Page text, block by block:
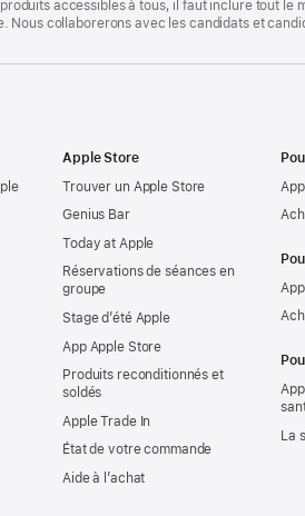
accessibles à tous, il faut inclure tout le
Nous collaborerons avec les candidats et
Apple Store
Trouver un Apple Store
Genius Bar
Today at Apple
Réservations de séances en
groupe
Stage d’été Apple
App Apple Store
Produits reconditionnés et
soldés
Apple Trade In
État de votre commande
Aide à l’achat
La